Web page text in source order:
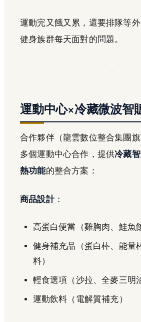
運動完又餓又累，還要排隊等
健身族群每天面對的問題。
運動中心×冷藏微波智
合作夥伴（龍雲數位整合集團
多個運動中心合作，提供冷藏
熱功能的整合方案：
商品設計：
高蛋白便當（雞胸肉、鮭魚
健身補充品（蛋白棒、能量
料）
輕食選項（沙拉、全麥三明
運動飲料（電解質補充）